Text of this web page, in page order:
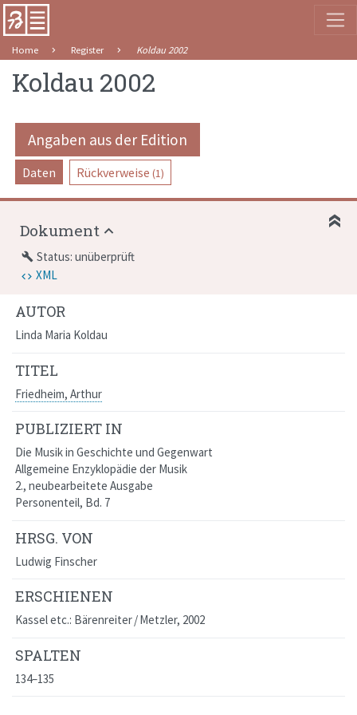
Home Register Koldau 2002
Koldau 2002
Angaben aus der Edition
Daten Rückverweise (1)
AUTOR
Linda Maria Koldau
TITEL
Friedheim, Arthur
PUBLIZIERT IN
Die Musik in Geschichte und Gegenwart
Allgemeine Enzyklopädie der Musik
2., neubearbeitete Ausgabe
Personenteil, Bd. 7
HRSG. VON
Ludwig Finscher
ERSCHIENEN
Kassel etc.: Bärenreiter / Metzler, 2002
SPALTEN
134–135
Dokument
build Status: unüberprüft
XML